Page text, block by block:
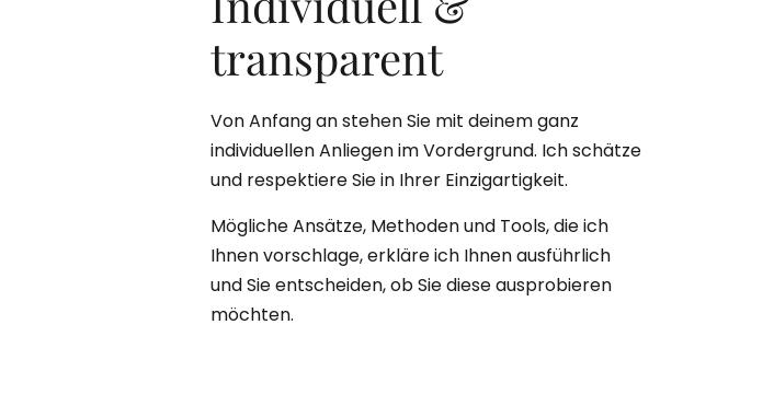
transparent
Von Anfang an stehen Sie mit deinem ganz
individuellen Anliegen im Vordergrund. Ich schätze
und respektiere Sie in Ihrer Einzigartigkeit.
Mögliche Ansätze, Methoden und Tools, die ich
Ihnen vorschlage, erkläre ich Ihnen ausführlich
und Sie entscheiden, ob Sie diese ausprobieren
möchten.